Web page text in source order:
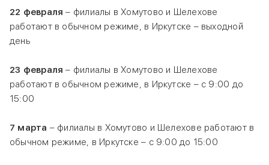
22 февраля – филиалы в Хомутово и Шелехове
работают в обычном режиме, в Иркутске – выходной
день
23 февраля – филиалы в Хомутово и Шелехове
работают в обычном режиме, в Иркутске – с 9:00 до
15:00
7 марта – филиалы в Хомутово и Шелехове работают в
обычном режиме, в Иркутске – с 9:00 до 15:00